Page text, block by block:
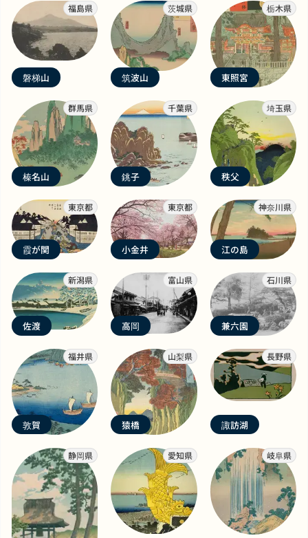
福島県
磐梯山
茨城県
筑波山
栃木県
東照宮
群馬県
榛名山
千葉県
銚子
埼玉県
秩父
東京都
霞が関
東京都
小金井
神奈川県
江の島
新潟県
佐渡
富山県
高岡
石川県
兼六園
福井県
敦賀
山梨県
猿橋
長野県
諏訪湖
静岡県 愛知県 岐阜県